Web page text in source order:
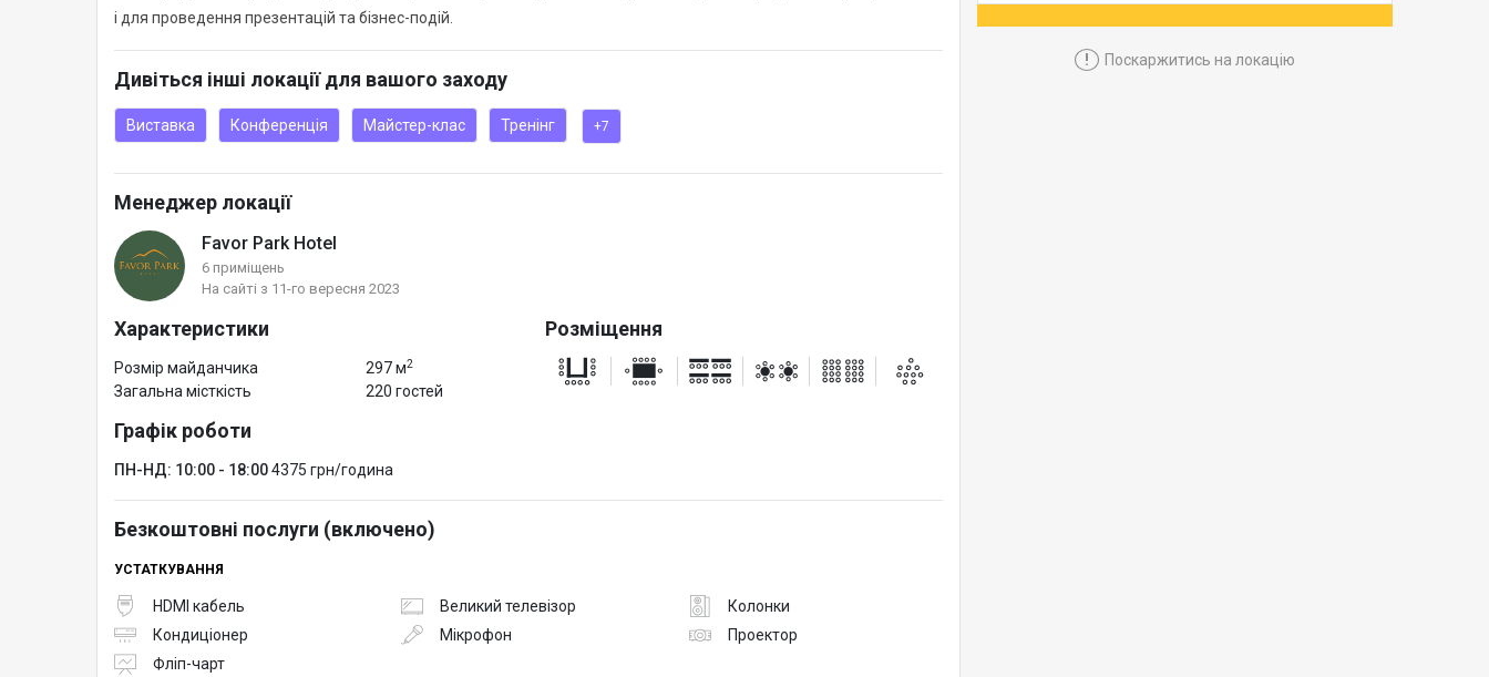
і для проведення презентацій та бізнес-подій.
Дивіться інші локації для вашого заходу
Виставка Конференція Майстер-клас Тренінг +7
Менеджер локації
Favor Park Hotel
6 приміщень
На сайті з 11-го вересня 2023
Характеристики
Розмір майданчика 297 м2
Загальна місткість 220 гостей
Розміщення
Графік роботи
ПН-НД: 10:00 - 18:004375 грн/година
Безкоштовні послуги (включено)
УСТАТКУВАННЯ
HDMI кабель Великий телевізор
Колонки
Кондиціонер
Мікрофон
Проектор
Фліп-чарт
! Поскаржитись на локацію